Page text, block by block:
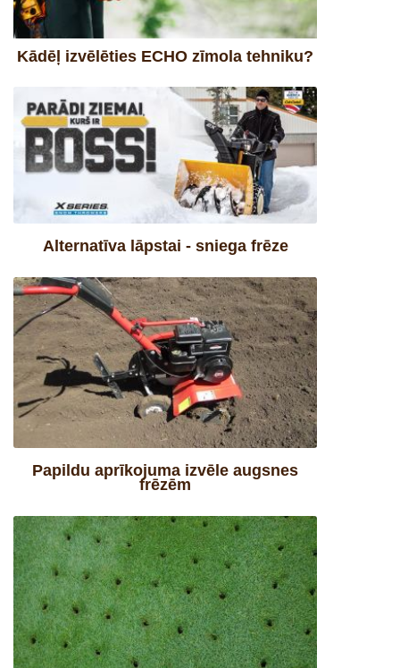
Kādēļ izvēlēties ECHO zīmola tehniku?
Alternatīva lāpstai - sniega frēze
Papildu aprīkojuma izvēle augsnes
frēzēm